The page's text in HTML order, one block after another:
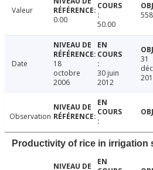
Valeur
0.00
50.00
Date
18
octobre
2006
30 juin
2012
31
Observation
Productivity of rice in irrigation